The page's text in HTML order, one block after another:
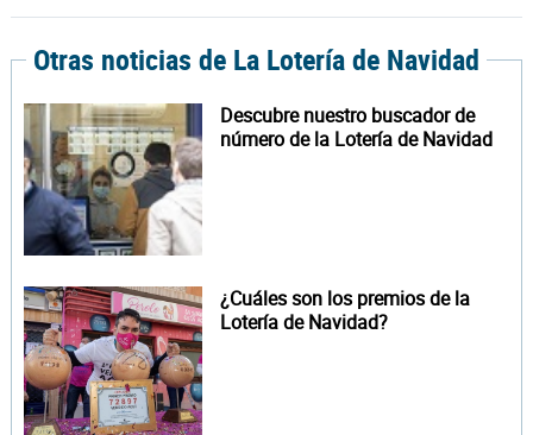
Otras noticias de La Lotería de Navidad
Descubre nuestro buscador de
número de la Lotería de Navidad
¿Cuáles son los premios de la
Lotería de Navidad?